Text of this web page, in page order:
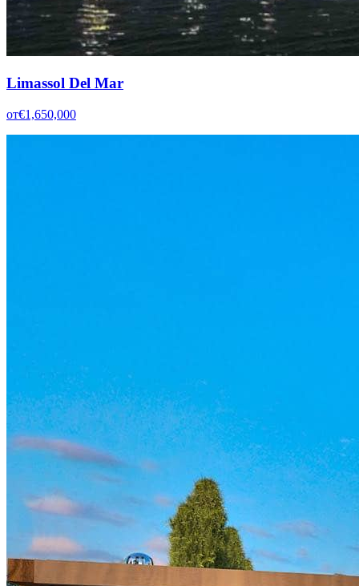
Limassol Del Mar
от€1,650,000